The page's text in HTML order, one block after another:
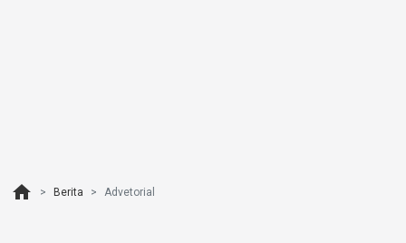
home Berita Advetorial